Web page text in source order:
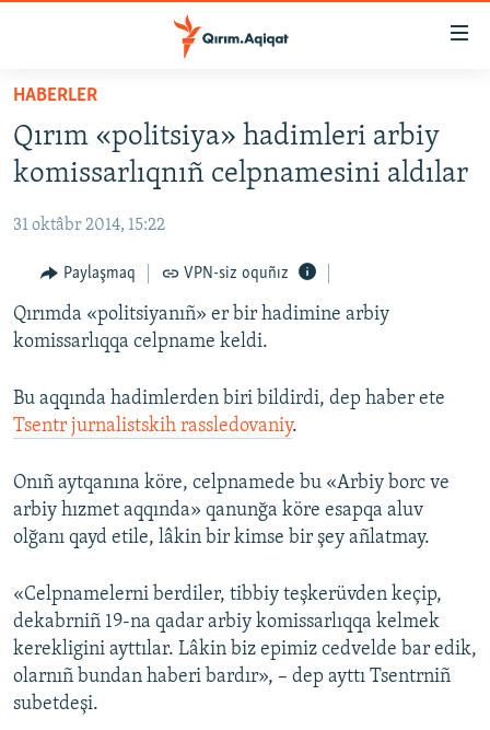
Esas
qaytmaq
Baş
qaytmaq
qaytmaq
SİYASET
CEMİYET
MEDENİYET
İNSAN AQLARI
VİDEO
SÜRET
BLOGLAR
FİKİR
Русский
QOŞULIÑIZ!
HABERLER
Qırım «politsiya» hadimleri arbiy
komissarlıqnıñ celpnamesini aldılar
31 oktâbr 2014, 15:22
Paylaşmaq VPN-siz oquñız
Qırımda «politsiyanıñ» er bir hadimine arbiy
komissarlıqqa celpname keldi.
Bu aqqında hadimlerden biri bildirdi, dep haber ete
Tsentr jurnalistskih rassledovaniy.
Onıñ aytqanına köre, celpnamede bu «Arbiy borc ve
arbiy hızmet aqqında» qanunğa köre esapqa aluv
olğanı qayd etile, lâkin bir kimse bir şey añlatmay.
«Celpnamelerni berdiler, tibbiy teşkerüvden keçip,
dekabrniñ 19-na qadar arbiy komissarlıqqa kelmek
kerekligini ayttılar. Lâkin biz epimiz cedvelde bar edik,
olarnıñ bundan haberi bardır», – dep ayttı Tsentrniñ
subetdeşi.